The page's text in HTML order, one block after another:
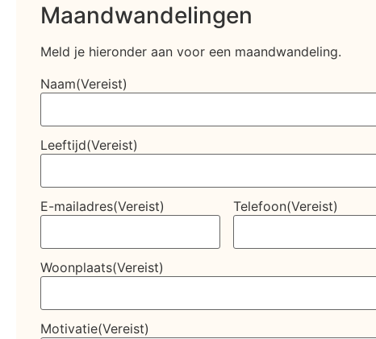
Maandwandelingen
Meld je hieronder aan voor een maandwandeling.
Naam(Vereist)
Leeftijd(Vereist)
E-mailadres(Vereist) Telefoon(Vereist)
Woonplaats(Vereist)
Motivatie(Vereist)